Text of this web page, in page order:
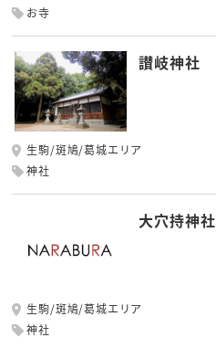
お寺
讃岐神社
生駒/斑鳩/葛城エリア
神社
大穴持神社
生駒/斑鳩/葛城エリア
神社